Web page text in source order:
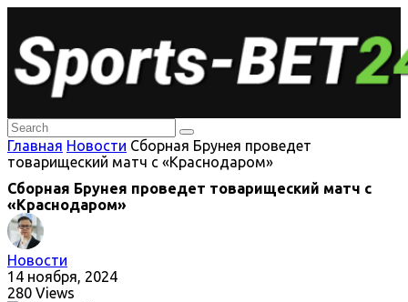
Главная Новости Сборная Брунея проведет
товарищеский матч с «Краснодаром»
Сборная Брунея проведет товарищеский матч с
«Краснодаром»
Новости
14 ноября, 2024
280 Views